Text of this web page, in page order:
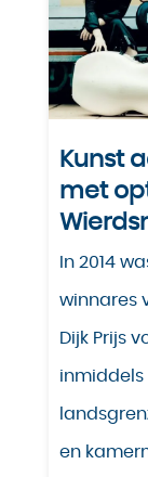
Kunst
met
In 2014
winnares
Dijk Prijs
en